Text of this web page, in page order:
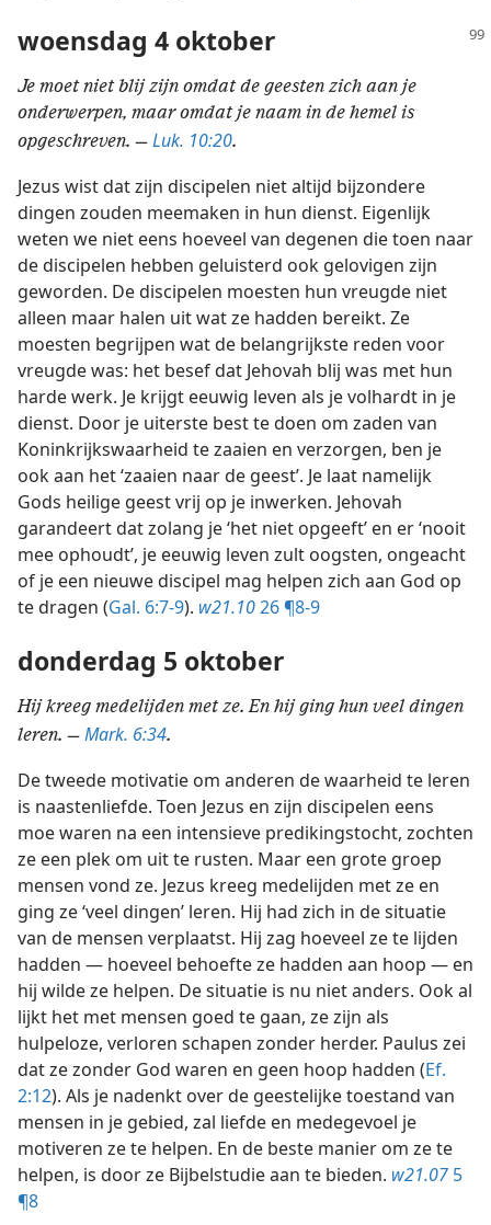
woensdag 4 oktober
Je moet niet blij zijn omdat de geesten zich aan je
onderwerpen, maar omdat je naam in de hemel is
opgeschreven. — Luk. 10:20.
Jezus wist dat zijn discipelen niet altijd bijzondere
dingen zouden meemaken in hun dienst. Eigenlijk
weten we niet eens hoeveel van degenen die toen naar
de discipelen hebben geluisterd ook gelovigen zijn
geworden. De discipelen moesten hun vreugde niet
alleen maar halen uit wat ze hadden bereikt. Ze
moesten begrijpen wat de belangrijkste reden voor
vreugde was: het besef dat Jehovah blij was met hun
harde werk. Je krijgt eeuwig leven als je volhardt in je
dienst. Door je uiterste best te doen om zaden van
Koninkrijkswaarheid te zaaien en verzorgen, ben je
ook aan het ‘zaaien naar de geest’. Je laat namelijk
Gods heilige geest vrij op je inwerken. Jehovah
garandeert dat zolang je ‘het niet opgeeft’ en er ‘nooit
mee ophoudt’, je eeuwig leven zult oogsten, ongeacht
of je een nieuwe discipel mag helpen zich aan God op
te dragen (Gal. 6:7-9). w21.1026 ¶8-9
donderdag 5 oktober
Hij kreeg medelijden met ze. En hij ging hun veel dingen
leren. — Mark. 6:34.
De tweede motivatie om anderen de waarheid te leren
is naastenliefde. Toen Jezus en zijn discipelen eens
moe waren na een intensieve predikingstocht, zochten
ze een plek om uit te rusten. Maar een grote groep
mensen vond ze. Jezus kreeg medelijden met ze en
ging ze ‘veel dingen’ leren. Hij had zich in de situatie
van de mensen verplaatst. Hij zag hoeveel ze te lijden
hadden — hoeveel behoefte ze hadden aan hoop — en
hij wilde ze helpen. De situatie is nu niet anders. Ook al
lijkt het met mensen goed te gaan, ze zijn als
hulpeloze, verloren schapen zonder herder. Paulus zei
dat ze zonder God waren en geen hoop hadden (Ef.
2:12). Als je nadenkt over de geestelijke toestand van
mensen in je gebied, zal liefde en medegevoel je
motiveren ze te helpen. En de beste manier om ze te
helpen, is door ze Bijbelstudie aan te bieden. w21.07 5
¶8